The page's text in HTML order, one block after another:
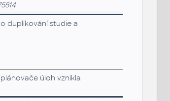
duplikování studie a
úloh vznikla